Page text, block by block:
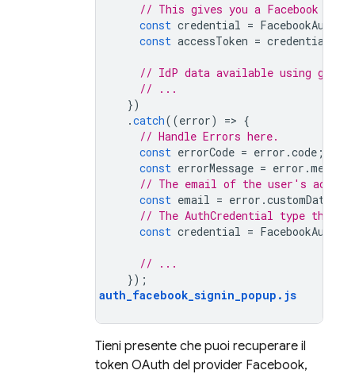
// This gives you a Facebook
const credential =
const accessToken = credential
// IdP data available using
// ...
})
.catch((error) => {
// Handle Errors here.
const errorCode = error .code ;
const errorMessage = error .message
// The email of the user's
const email = error .customData
// The AuthCredential type that
const credential =
// ...
});
auth_facebook_signin_popup . js
Tieni presente che puoi recuperare il
token OAuth del provider Facebook,